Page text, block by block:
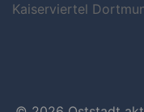
Kaiserviertel